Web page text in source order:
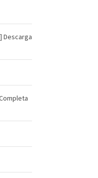
Descarga